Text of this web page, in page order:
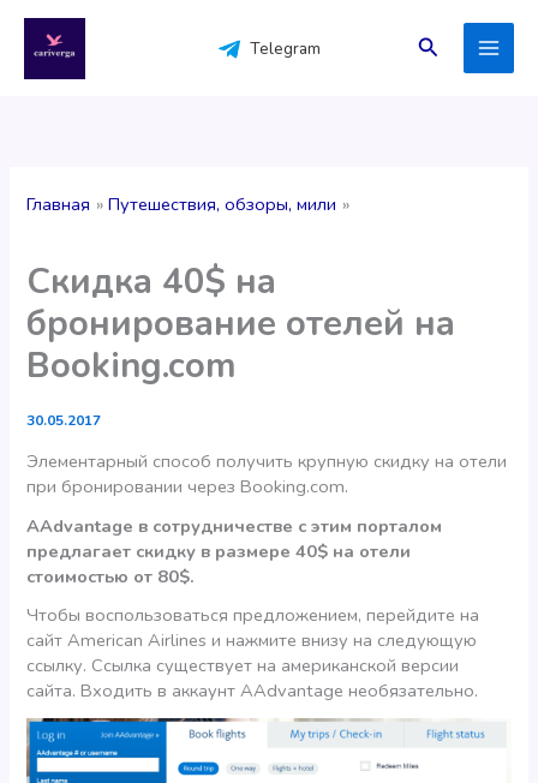
содержимому
Telegram Поиск
Главная Путешествия, обзоры, мили
Скидка 40$ на
бронирование отелей на
Booking.com
30.05.2017
Элементарный способ получить крупную скидку на отели
при бронировании через Booking.com.
AAdvantage в сотрудничестве с этим порталом
предлагает скидку в размере 40$ на отели
стоимостью от 80$.
Чтобы воспользоваться предложением, перейдите на
сайт American Airlines и нажмите внизу на следующую
ссылку. Ссылка существует на американской версии
сайта. Входить в аккаунт AAdvantage необязательно.